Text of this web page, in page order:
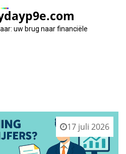
uw brug naar financiële
17 juli 2026